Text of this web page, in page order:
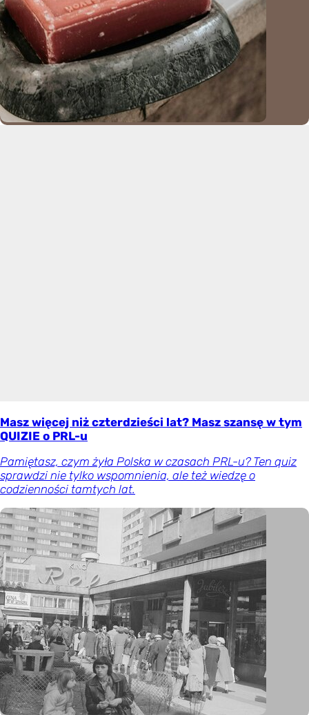
Masz więcej niż czterdzieści lat? Masz szansę w tym
QUIZIE o PRL-u
Pamiętasz, czym żyła Polska w czasach PRL-u? Ten quiz
sprawdzi nie tylko wspomnienia, ale też wiedzę o
codzienności tamtych lat.